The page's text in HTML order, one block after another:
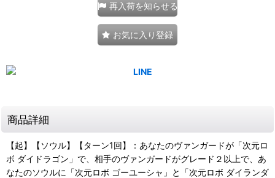
再入荷を知らせる
お気に入り登録
商品詳細
【起】【ソウル】【ターン1回】：あなたのヴァンガードが「次元ロ
ボ ダイドラゴン」で、相手のヴァンガードがグレード２以上で、あ
なたのソウルに「次元ロボ ゴーユーシャ」と「次元ロボ ダイランダ